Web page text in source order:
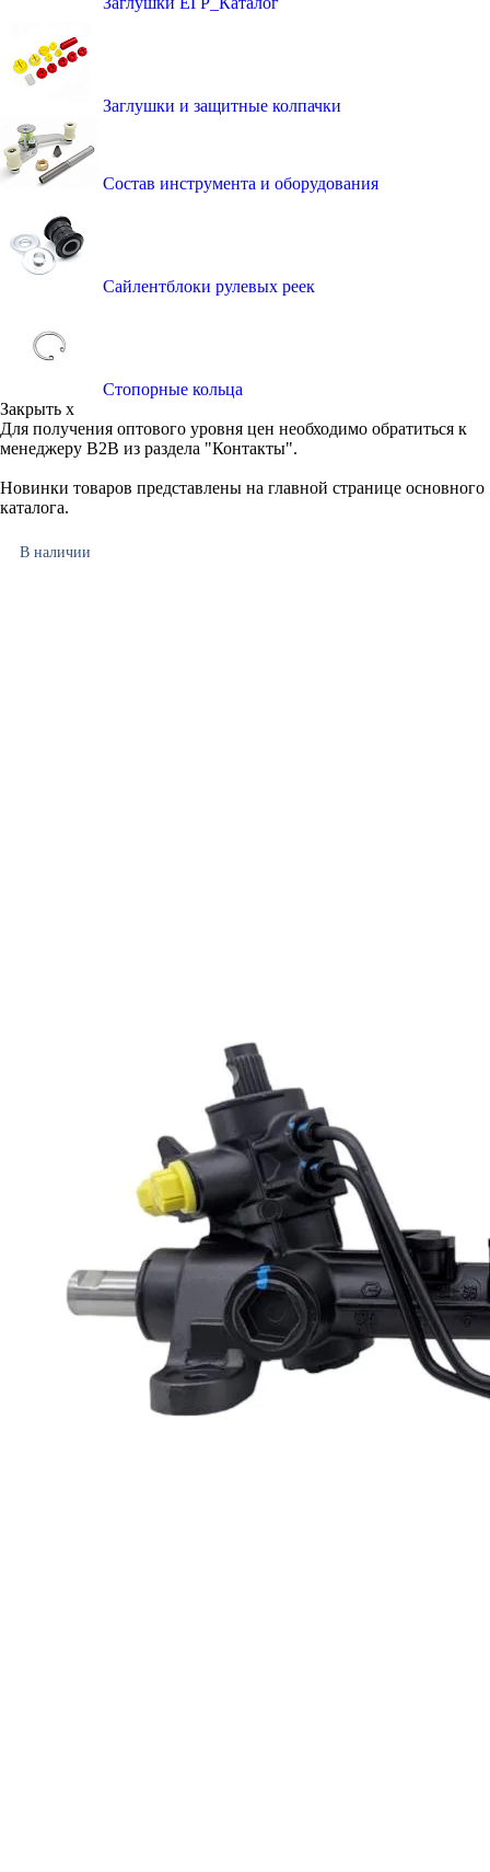
Заглушки и защитные колпачки
Состав инструмента и оборудования
Сайлентблоки рулевых реек
Стопорные кольца
Закрыть x
Для получения оптового уровня цен необходимо обратиться к
менеджеру B2B из раздела "Контакты".
Новинки товаров представлены на главной странице основного
каталога.
В наличии